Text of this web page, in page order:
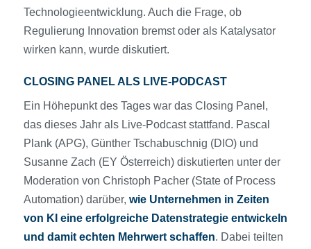
Technologieentwicklung. Auch die Frage, ob
Regulierung Innovation bremst oder als Katalysator
wirken kann, wurde diskutiert.
CLOSING PANEL ALS LIVE-PODCAST
Ein Höhepunkt des Tages war das Closing Panel,
das dieses Jahr als Live-Podcast stattfand. Pascal
Plank (APG), Günther Tschabuschnig (DIO) und
Susanne Zach (EY Österreich) diskutierten unter der
Moderation von Christoph Pacher (State of Process
Automation) darüber, wie Unternehmen in Zeiten
von KI eine erfolgreiche Datenstrategie entwickeln
und damit echten Mehrwert schaffen. Dabei teilten